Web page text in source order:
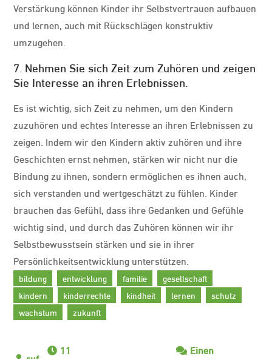
Verstärkung können Kinder ihr Selbstvertrauen aufbauen
und lernen, auch mit Rückschlägen konstruktiv
umzugehen.
7. Nehmen Sie sich Zeit zum Zuhören und zeigen
Sie Interesse an ihren Erlebnissen.
Es ist wichtig, sich Zeit zu nehmen, um den Kindern
zuzuhören und echtes Interesse an ihren Erlebnissen zu
zeigen. Indem wir den Kindern aktiv zuhören und ihre
Geschichten ernst nehmen, stärken wir nicht nur die
Bindung zu ihnen, sondern ermöglichen es ihnen auch,
sich verstanden und wertgeschätzt zu fühlen. Kinder
brauchen das Gefühl, dass ihre Gedanken und Gefühle
wichtig sind, und durch das Zuhören können wir ihr
Selbstbewusstsein stärken und sie in ihrer
Persönlichkeitsentwicklung unterstützen.
bildung entwicklung familie
gesellschaft
kindern
kinderrechte kindheit lernen
schutz
wachstum
zukunft
11
Einen